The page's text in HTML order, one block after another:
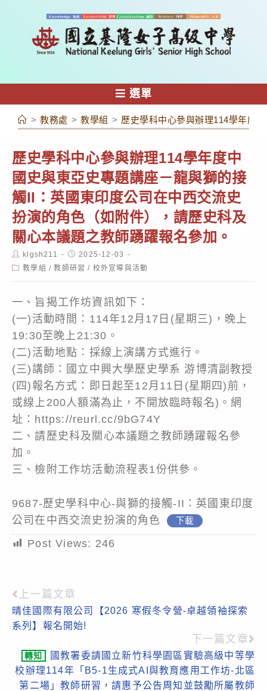
容
選單
> 教務處 > 教學組 > 歷史學科中心參與辦理114學年度
歷史學科中心參與辦理114學年度中
國史與東亞史專題講座－龍與獅的接
觸II：英國東印度公司在中西交流史
扮演的角色（如附件），請歷史科及
關心本議題之教師踴躍報名參加。
Post
author:
klgsh211
Post
published:
2025-12-03
Post教學組 / 教師研習 / 校外宣導與活動
一、旨揭工作坊資訊如下：
(一)活動時間：114年12月17日(星期三)，晚上
19:30至晚上21:30。
(二)活動地點：採線上演講方式進行。
(三)講師：國立中興大學歷史學系 游博清副教授
(四)報名方式：即日起至12月11日(星期四)前，
或線上200人額滿為止，不開放臨時報名)。網
址：https://reurl.cc/9bG74Y
二、請歷史科及關心本議題之教師踴躍報名參
加。
三、檢附工作坊活動流程表1份供參。
9687-歷史學科中心-與獅的接觸-II：英國東印度
公司在中西交流史扮演的角色
下載
Post Views: 246
Read
more
上一篇文章
晴佳國際有限公司【2026 寒假冬令營-卓越領袖探索
系列】報名開始!
下一篇文章
轉知
國教署委請國立新竹科學園區實驗高級中等學
校辦理114年「B5-1生成式AI與教育應用工作坊-北區
第二場」教師研習，請惠予公告周知並鼓勵所屬教師